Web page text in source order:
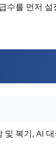
수를 먼저
복기, AI